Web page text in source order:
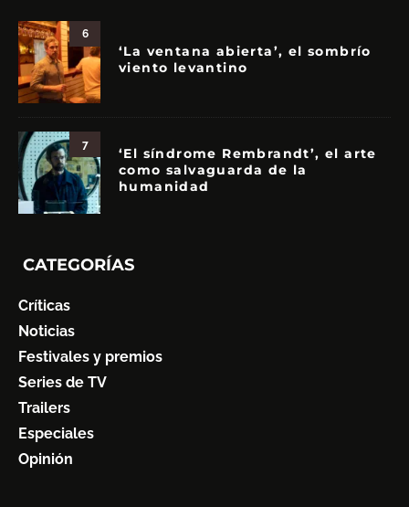
6
‘La ventana abierta’, el sombrío
viento levantino
7
‘El síndrome Rembrandt’, el arte
como salvaguarda de la
humanidad
CATEGORÍAS
Críticas
Noticias
Festivales y premios
Series de TV
Trailers
Especiales
Opinión